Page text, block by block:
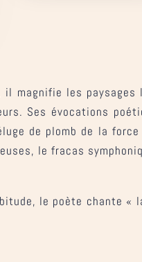
magnifie les
Ses évocations
de plomb de la
le fracas
le poète chante